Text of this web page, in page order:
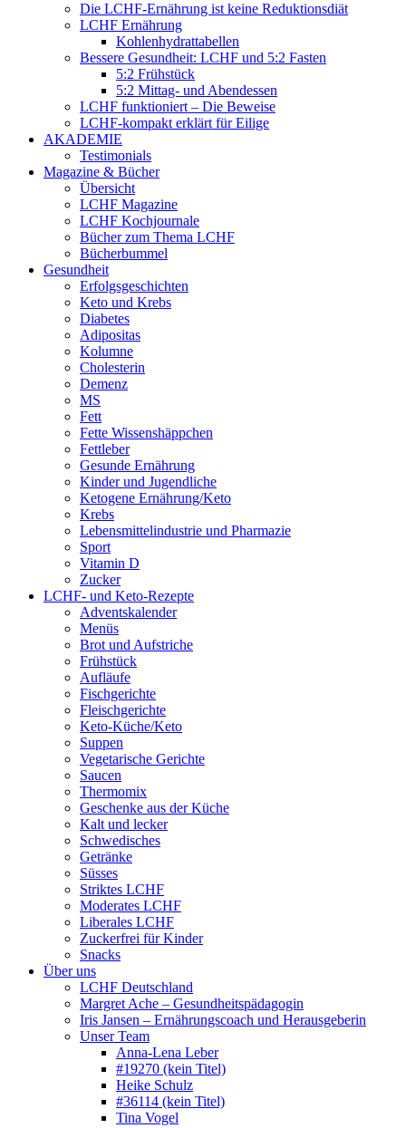
Die LCHF-Ernährung ist keine Reduktionsdiät
LCHF Ernährung
Kohlenhydrattabellen
Bessere Gesundheit: LCHF und 5:2 Fasten
5:2 Frühstück
5:2 Mittag- und Abendessen
LCHF funktioniert – Die Beweise
LCHF-kompakt erklärt für Eilige
AKADEMIE
Testimonials
Magazine & Bücher
Übersicht
LCHF Magazine
LCHF Kochjournale
Bücher zum Thema LCHF
Bücherbummel
Gesundheit
Erfolgsgeschichten
Keto und Krebs
Diabetes
Adipositas
Kolumne
Cholesterin
Demenz
MS
Fett
Fette Wissenshäppchen
Fettleber
Gesunde Ernährung
Kinder und Jugendliche
Ketogene Ernährung/Keto
Krebs
Lebensmittelindustrie und Pharmazie
Sport
Vitamin D
Zucker
LCHF- und Keto-Rezepte
Adventskalender
Menüs
Brot und Aufstriche
Frühstück
Aufläufe
Fischgerichte
Fleischgerichte
Keto-Küche/Keto
Suppen
Vegetarische Gerichte
Saucen
Thermomix
Geschenke aus der Küche
Kalt und lecker
Schwedisches
Getränke
Süsses
Striktes LCHF
Moderates LCHF
Liberales LCHF
Zuckerfrei für Kinder
Snacks
Über uns
LCHF Deutschland
Margret Ache – Gesundheitspädagogin
Iris Jansen – Ernährungscoach und Herausgeberin
Unser Team
Anna-Lena Leber
#19270 (kein Titel)
Heike Schulz
#36114 (kein Titel)
Tina Vogel